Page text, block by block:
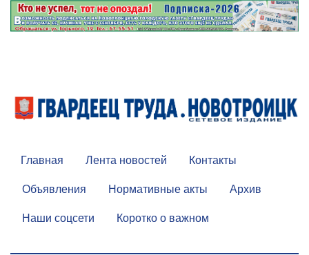
Главная Лента новостей
Контакты
Объявления
Нормативные акты
Архив
Наши соцсети
Коротко о важном